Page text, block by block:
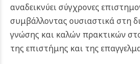
αναδεικνύει σύγχρονες
συμβάλλοντας ουσιαστικά στη
γνώσης και καλών πρακτικών
της επιστήμης και της